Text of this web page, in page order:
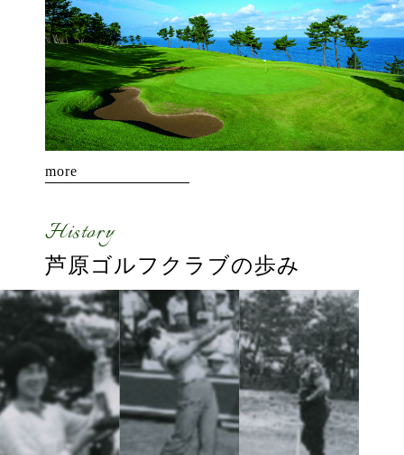
more
History
芦原ゴルフクラブの歩み